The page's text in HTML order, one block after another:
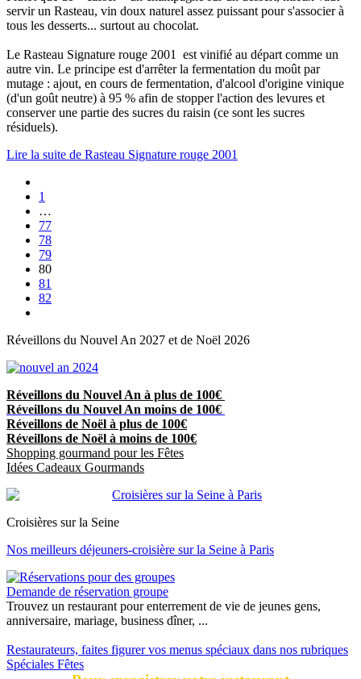
servir un Rasteau, vin doux naturel assez puissant pour s'associer à
tous les desserts... surtout au chocolat.
Le Rasteau Signature rouge 2001 est vinifié au départ comme un
autre vin. Le principe est d'arrêter la fermentation du moût par
mutage : ajout, en cours de fermentation, d'alcool d'origine vinique
(d'un goût neutre) à 95 % afin de stopper l'action des levures et
conserver une partie des sucres du raisin (ce sont les sucres
résiduels).
Lire la suite de Rasteau Signature rouge 2001
1
…
77
78
79
80
81
82
Réveillons du Nouvel An 2027 et de Noël 2026
Réveillons du Nouvel An à plus de 100€
Réveillons du Nouvel An moins de 100€
Réveillons de Noël à plus de 100€
Réveillons de Noël à moins de 100€
Shopping gourmand pour les Fêtes
Idées Cadeaux Gourmands
Croisières sur la Seine
Nos meilleurs déjeuners-croisière sur la Seine à Paris
Demande de réservation groupe
Trouvez un restaurant pour enterrement de vie de jeunes gens,
anniversaire, mariage, business dîner, ...
Restaurateurs, faites figurer vos menus spéciaux dans nos rubriques
Spéciales Fêtes